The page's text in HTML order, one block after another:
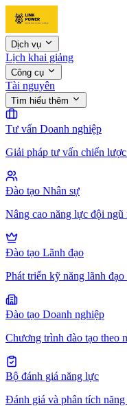
Dịch vụ
Lịch khai giảng
Công cụ
Tài nguyên
Tìm hiểu thêm
Tư vấn Doanh nghiệp
Giải pháp tư vấn chiến
Đào tạo Nhân sự
Nâng cao năng lực đội ngũ
Đào tạo Lãnh đạo
Phát triển kỹ năng lãnh
Đào tạo Doanh nghiệp
Chương trình đào tạo theo
Bộ đánh giá năng lực
Đánh giá và phân tích